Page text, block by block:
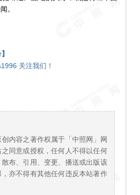
。
关注我们！
创内容之著作权属于「中照网」网
同意或授权，任何人不得以任何
布、引用、变更、播送或出版该
亦不得有其他任何违反本站著作